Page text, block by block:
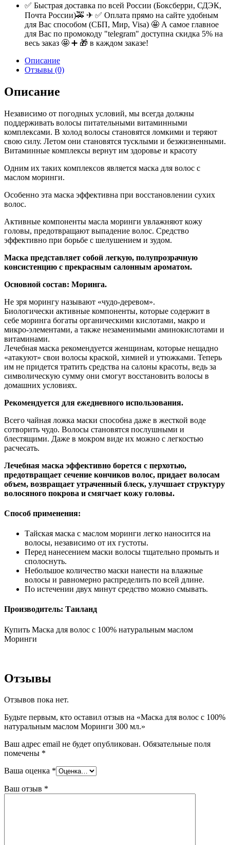
✅ Быстрая доставка по всей России (Боксберри, СДЭК,
Почта России)🚕 ✈ ✅ Оплата прямо на сайте удобным
для Вас способом (СБП, Мир, Visa) 🤩 А самое главное
для Вас по промокоду "telegram" доступна скидка 5% на
весь заказ 🤩 ➕ 🎁 в каждом заказе!
Описание
Отзывы (0)
Описание
Независимо от погодных условий, мы всегда должны
поддерживать волосы питательными витаминными
комплексами. В холод волосы становятся ломкими и теряют
свою силу. Летом они становятся тусклыми и безжизненными.
Витаминные комплексы вернут им здоровье и красоту
Одним их таких комплексов является маска для волос с
маслом моринги.
Особенно эта маска эффективна при восстановлении сухих
волос.
Активные компоненты масла моринги увлажняют кожу
головы, предотвращают выпадение волос. Средство
эффективно при борьбе с шелушением и зудом.
Маска представляет собой легкую, полупрозрачную
консистенцию с прекрасным салонным ароматом.
Основной состав: Моринга.
Не зря морингу называют «чудо-деревом».
Биологически активные компоненты, которые содержит в
себе моринга богаты органическими кислотами, макро и
микро-элементами, а также незаменимыми аминокислотами и
витаминами.
Лечебная маска рекомендуется женщинам, которые нещадно
«атакуют» свои волосы краской, химией и утюжками. Теперь
им не придется тратить средства на салоны красоты, ведь за
символическую сумму они смогут восстановить волосы в
домашних условиях.
Рекомендуется для ежедневного использования.
Всего чайная ложка маски способна даже в жесткой воде
сотворить чудо. Волосы становятся послушными и
блестящими. Даже в мокром виде их можно с легкостью
расчесать.
Лечебная маска эффективно борется с перхотью,
предотвращает сечение кончиков волос, придает волосам
объем, возвращает утраченный блеск, улучшает структуру
волосяного покрова и смягчает кожу головы.
Способ применения:
Тайская маска с маслом моринги легко наносится на
волосы, независимо от их густоты.
Перед нанесением маски волосы тщательно промыть и
сполоснуть.
Небольшое количество маски нанести на влажные
волосы и равномерно распределить по всей длине.
По истечении двух минут средство можно смывать.
Производитель: Таиланд
Купить Маска для волос с 100% натуральным маслом
Моринги
Отзывы
Отзывов пока нет.
Будьте первым, кто оставил отзыв на «Маска для волос с 100%
натуральным маслом Моринги 300 мл.»
Ваш адрес email не будет опубликован. Обязательные поля
помечены *
Ваша оценка *
Ваш отзыв *